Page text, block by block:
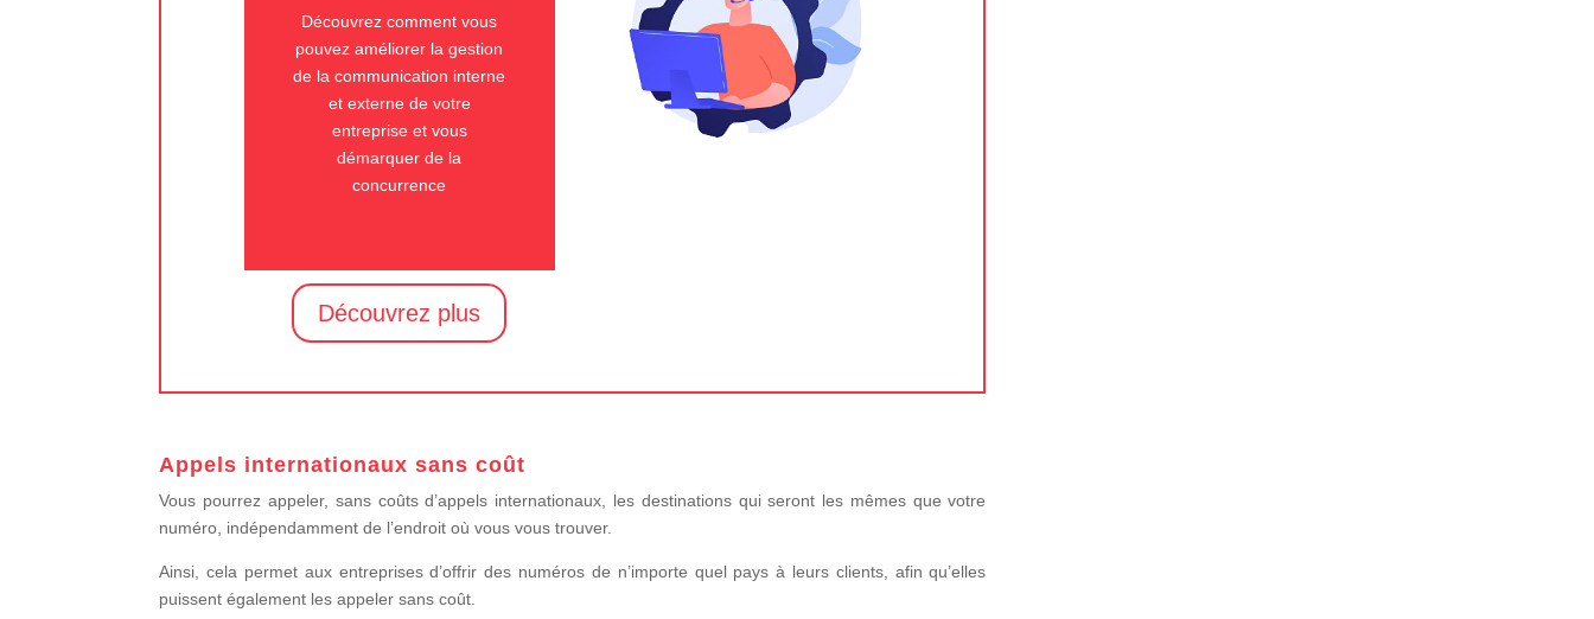
Découvrez comment vous
pouvez améliorer la gestion
de la communication interne
et externe de votre
entreprise et vous
démarquer de la
concurrence
Découvrez plus
Appels internationaux sans coût
Vous pourrez appeler, sans coûts d’appels internationaux, les destinations qui seront les mêmes que votre
numéro, indépendamment de l’endroit où vous vous trouver.
Ainsi, cela permet aux entreprises d’offrir des numéros de n’importe quel pays à leurs clients, afin qu’elles
puissent également les appeler sans coût.